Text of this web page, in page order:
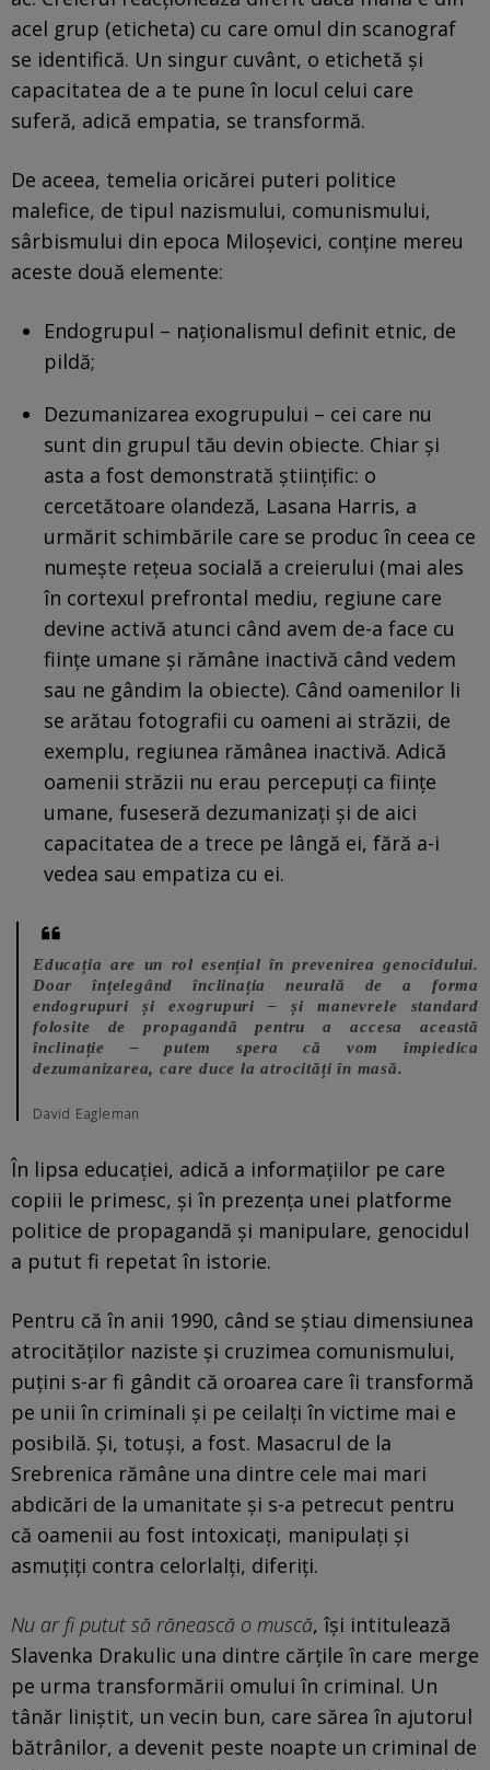
acel grup (eticheta) cu care omul din scanograf
se identifică. Un singur cuvânt, o etichetă și
capacitatea de a te pune în locul celui care
suferă, adică empatia, se transformă.
De aceea, temelia oricărei puteri politice
malefice, de tipul nazismului, comunismului,
sârbismului din epoca Miloșevici, conține mereu
aceste două elemente:
Endogrupul – naționalismul definit etnic, de
pildă;
Dezumanizarea exogrupului – cei care nu
sunt din grupul tău devin obiecte. Chiar și
asta a fost demonstrată științific: o
cercetătoare olandeză, Lasana Harris, a
urmărit schimbările care se produc în ceea ce
numește rețeua socială a creierului (mai ales
în cortexul prefrontal mediu, regiune care
devine activă atunci când avem de-a face cu
ființe umane și rămâne inactivă când vedem
sau ne gândim la obiecte). Când oamenilor li
se arătau fotografii cu oameni ai străzii, de
exemplu, regiunea rămânea inactivă. Adică
oamenii străzii nu erau percepuți ca ființe
umane, fuseseră dezumanizați și de aici
capacitatea de a trece pe lângă ei, fără a-i
vedea sau empatiza cu ei.
Educația are un rol esențial în prevenirea genocidului.
Doar înțelegând înclinația neurală de a forma
endogrupuri și exogrupuri – și manevrele standard
folosite de propagandă pentru a accesa această
înclinație – putem spera că vom împiedica
dezumanizarea, care duce la atrocități în masă.
David Eagleman
În lipsa educației, adică a informațiilor pe care
copiii le primesc, și în prezența unei platforme
politice de propagandă și manipulare, genocidul
a putut fi repetat în istorie.
Pentru că în anii 1990, când se știau dimensiunea
atrocităților naziste și cruzimea comunismului,
puțini s-ar fi gândit că oroarea care îi transformă
pe unii în criminali și pe ceilalți în victime mai e
posibilă. Și, totuși, a fost. Masacrul de la
Srebrenica rămâne una dintre cele mai mari
abdicări de la umanitate și s-a petrecut pentru
că oamenii au fost intoxicați, manipulați și
asmuțiți contra celorlalți, diferiți.
Nu ar fi putut să rănească o muscă, își intitulează
Slavenka Drakulic una dintre cărțile în care merge
pe urma transformării omului în criminal. Un
tânăr liniștit, un vecin bun, care sărea în ajutorul
bătrânilor, a devenit peste noapte un criminal de